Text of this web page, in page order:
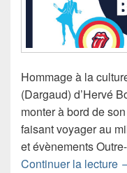
Hommage à la
(Dargaud) d’Hervé
monter à bord de
faisant voyager au
et évènements
Continuer la lecture